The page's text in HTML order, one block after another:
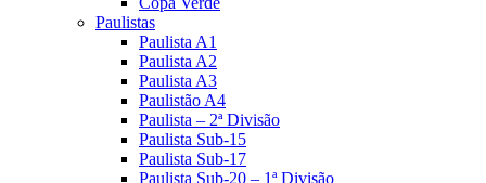
Paulistas
Paulista A1
Paulista A2
Paulista A3
Paulistão A4
Paulista – 2ª Divisão
Paulista Sub-15
Paulista Sub-17
Paulista Sub-20 – 1ª Divisão